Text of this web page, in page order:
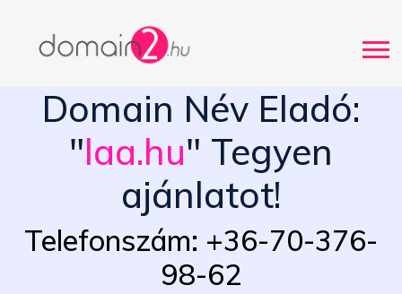
Domain Név Eladó:
"laa.hu" Tegyen
ajánlatot!
Telefonszám: +36-70-376-
98-62